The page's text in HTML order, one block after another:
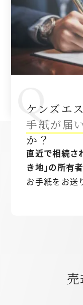
ケンズエ
手紙が届
か？
直近で相続さ
き地｣の所有
お手紙をお送